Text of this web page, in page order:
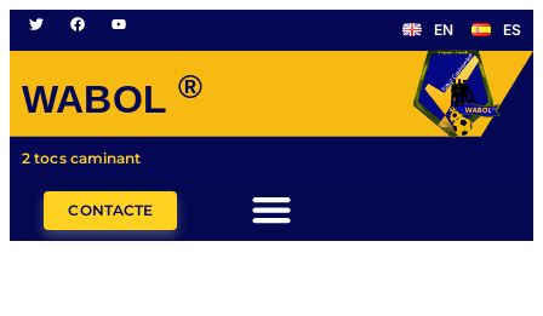
EN ES
WABOL ®
2 tocs caminant
CONTACTE